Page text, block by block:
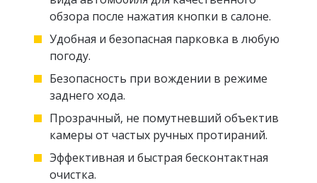
обзора после нажатия кнопки в салоне.
Удобная и безопасная парковка в любую
погоду.
Безопасность при вождении в режиме
заднего хода.
Прозрачный, не помутневший объектив
камеры от частых ручных протираний.
Эффективная и быстрая бесконтактная
очистка.